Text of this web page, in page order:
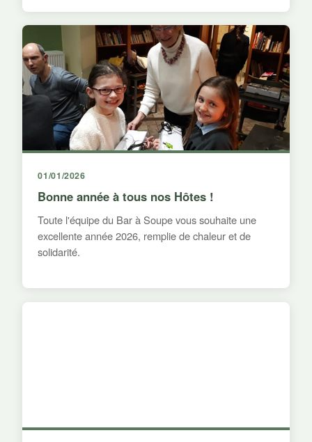
01/01/2026
Bonne année à tous nos Hôtes !
Toute l'équipe du Bar à Soupe vous souhaite une
excellente année 2026, remplie de chaleur et de
solidarité.